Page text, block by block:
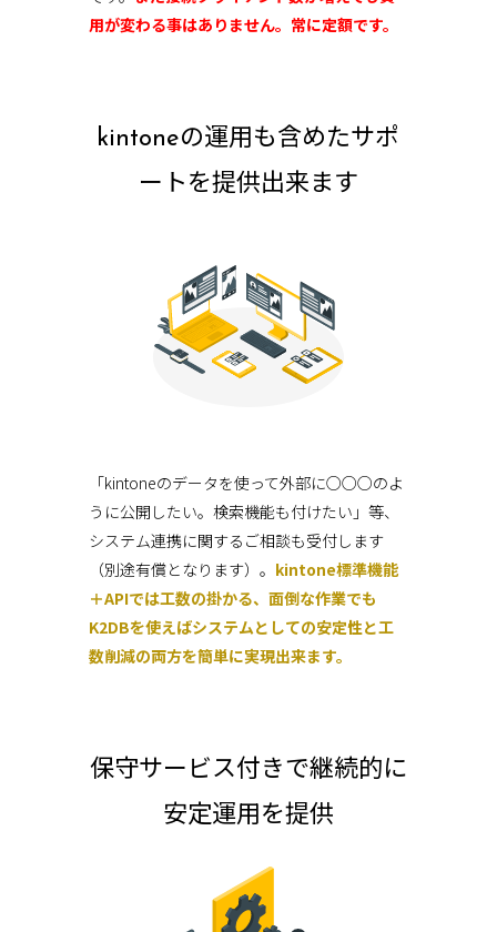
用が変わる事はありません。常に定額です。
kintoneの運用も含めたサポ
ートを提供出来ます
「kintoneのデータを使って外部に○○○のよ
うに公開したい。検索機能も付けたい」等、
システム連携に関するご相談も受付します
（別途有償となります）。 kintone標準機能
＋APIでは工数の掛かる、面倒な作業でも
K2DBを使えばシステムとしての安定性と工
数削減の両方を簡単に実現出来ます。
保守サービス付きで継続的に
安定運用を提供